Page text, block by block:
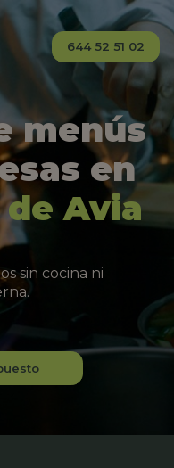
644 52 51 02
menús
en
Avia
sin cocina ni